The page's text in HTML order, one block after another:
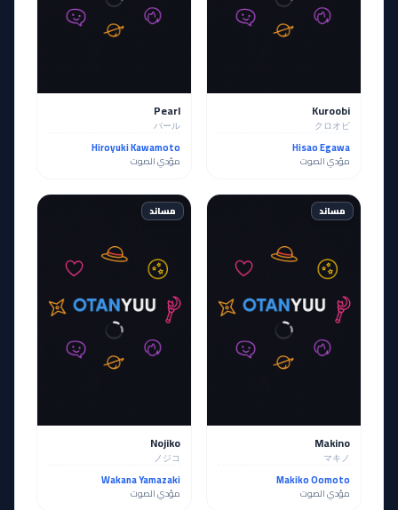
Kuroobi
クロオビ
Hisao Egawa
مؤدي الصوت
Pearl
パール
Hiroyuki Kawamoto
مؤدي الصوت
مساند
Makino
マキノ
Makiko Oomoto
مؤدي الصوت
مساند
Nojiko
ノジコ
Wakana Yamazaki
مؤدي الصوت